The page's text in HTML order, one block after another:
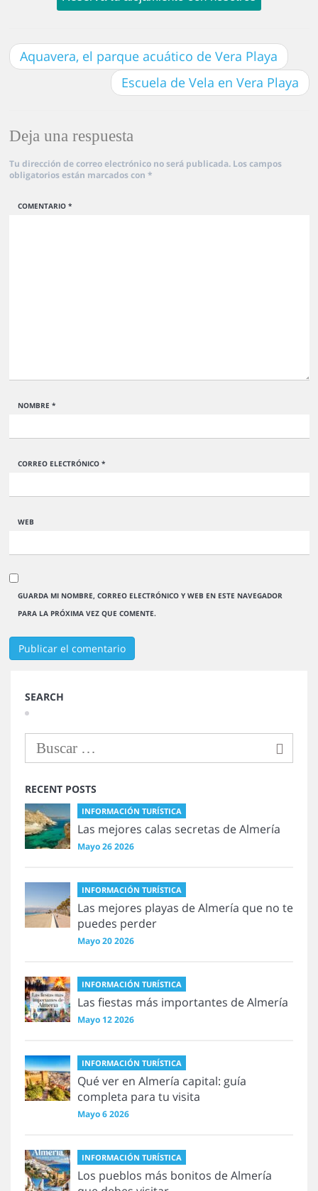
Aquavera, el parque acuático de Vera Playa
Escuela de Vela en Vera Playa
Deja una respuesta
Tu dirección de correo electrónico no será publicada. Los campos
obligatorios están marcados con *
COMENTARIO *
NOMBRE *
CORREO ELECTRÓNICO *
WEB
GUARDA MI NOMBRE, CORREO ELECTRÓNICO Y WEB EN ESTE NAVEGADOR
PARA LA PRÓXIMA VEZ QUE COMENTE.
SEARCH
RECENT POSTS
INFORMACIÓN TURÍSTICA
Las mejores calas secretas de Almería
Mayo 26 2026
INFORMACIÓN TURÍSTICA
Las mejores playas de Almería que no te
puedes perder
Mayo 20 2026
INFORMACIÓN TURÍSTICA
Las fiestas más importantes de Almería
Mayo 12 2026
INFORMACIÓN TURÍSTICA
Qué ver en Almería capital: guía
completa para tu visita
Mayo 6 2026
INFORMACIÓN TURÍSTICA
Los pueblos más bonitos de Almería